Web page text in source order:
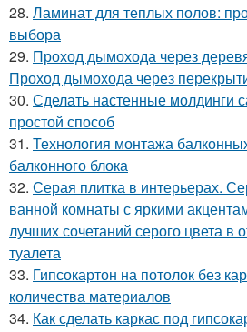
28. Ламинат для теплых полов:
выбора
29. Проход дымохода через
Проход дымохода через
30. Сделать настенные молдинги
простой способ
31. Технология монтажа
балконного блока
32. Серая плитка в интерьерах.
ванной комнаты с яркими
лучших сочетаний серого цвета в
туалета
33. Гипсокартон на потолок без
количества материалов
34. Как сделать каркас под